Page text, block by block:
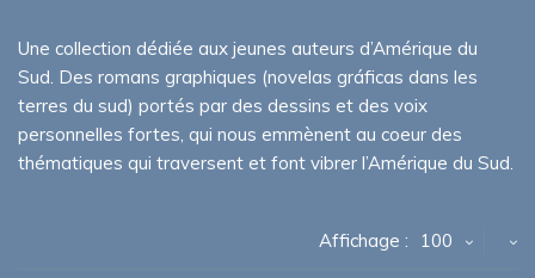
Une collection dédiée aux jeunes auteurs d’Amérique du
Sud. Des romans graphiques (novelas gráficas dans les
terres du sud) portés par des dessins et des voix
personnelles fortes, qui nous emmènent au coeur des
thématiques qui traversent et font vibrer l’Amérique du Sud.
Affichage : 100